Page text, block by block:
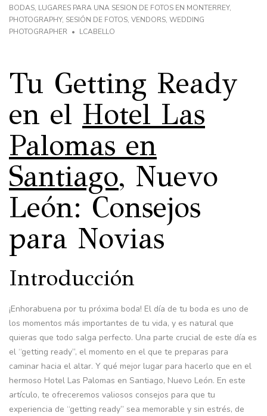
BODAS, LUGARES PARA UNA SESION DE FOTOS EN MONTERREY,
PHOTOGRAPHY, SESIÓN DE FOTOS, VENDORS, WEDDING
PHOTOGRAPHER
LCABELLO
Tu Getting Ready
en el Hotel Las
Palomas en
Santiago, Nuevo
León: Consejos
para Novias
Introducción
¡Enhorabuena por tu próxima boda! El día de tu boda es uno de
los momentos más importantes de tu vida, y es natural que
quieras que todo salga perfecto. Una parte crucial de este día es
el “getting ready”, el momento en el que te preparas para
caminar hacia el altar. Y qué mejor lugar para hacerlo que en el
hermoso Hotel Las Palomas en Santiago, Nuevo León. En este
artículo, te ofreceremos valiosos consejos para que tu
experiencia de “getting ready” sea memorable y sin estrés, de